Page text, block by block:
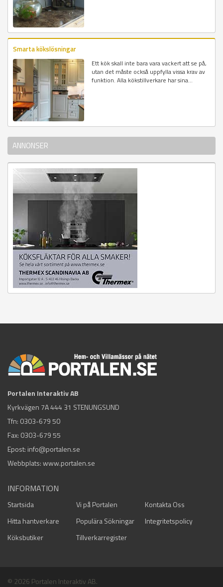
Smarta kökslösningar
Ett kök skall inte bara vara vackert att se på,
utan det måste också uppfylla vissa krav av
funktion. Alla kökstillverkare har sina...
ANNONSER
Portalen Interaktiv AB
Kyrkvägen 7A 444 31 STENUNGSUND
Tfn: 0303-679 50
Fax: 0303-679 55
Epost: info@portalen.se
Webbplats: www.portalen.se
INFORMATION
Startsida Vi på Portalen
Kontakta Oss
Hitta hantverkare
Populära Sökningar
Integritetspolicy
Köksbutiker
Tillverkarregister
© 2026 Portalen Interaktiv AB.